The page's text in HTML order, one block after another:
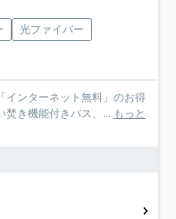
光ファイバー
インターネット無料」のお得
き機能付きバス、...
もっと